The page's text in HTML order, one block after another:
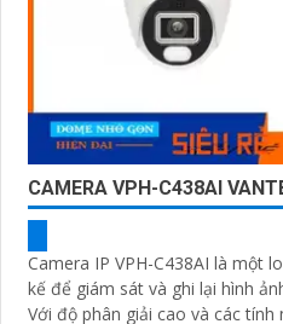
CAMERA VPH-C438AI
Camera IP VPH-C438AI là một
kế để giám sát và ghi lại hình
Với độ phân giải cao và các